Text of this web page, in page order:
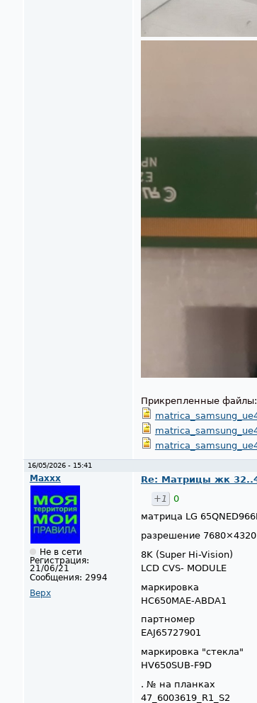
Прикрепленные файлы:
16/05/2026 - 15:41
Maxxx
Не в сети
Регистрация:
21/06/21
Сообщения: 2994
Верх
Re: Матрицы жк
+1
0
матрица LG
разрешение 7680×4320
8K (Super Hi-Vision)
LCD CVS- MODULE
маркировка
HC650MAE-ABDA1
партномер
EAJ65727901
маркировка "стекла"
HV650SUB-F9D
. № на планках
47_6003619_R1_S2